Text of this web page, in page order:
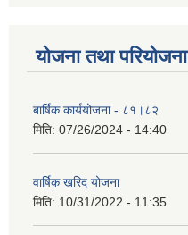
योजना तथा परियोजना
बार्षिक कार्ययोजना - ८१।८२
मिति: 07/26/2024 - 14:40
वार्षिक खरिद योजना
मिति: 10/31/2022 - 11:35